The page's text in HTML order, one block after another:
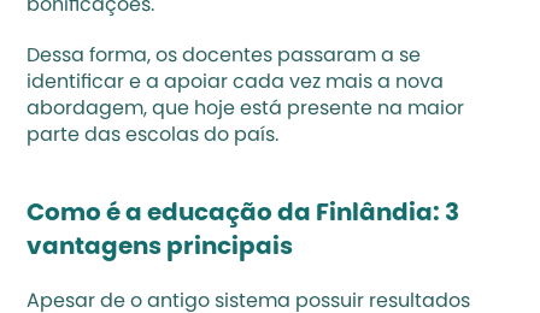
bonificações.
Dessa forma, os docentes passaram a se
identificar e a apoiar cada vez mais a nova
abordagem, que hoje está presente na maior
parte das escolas do país.
Como é a educação da Finlândia: 3
vantagens principais
Apesar de o antigo sistema possuir resultados